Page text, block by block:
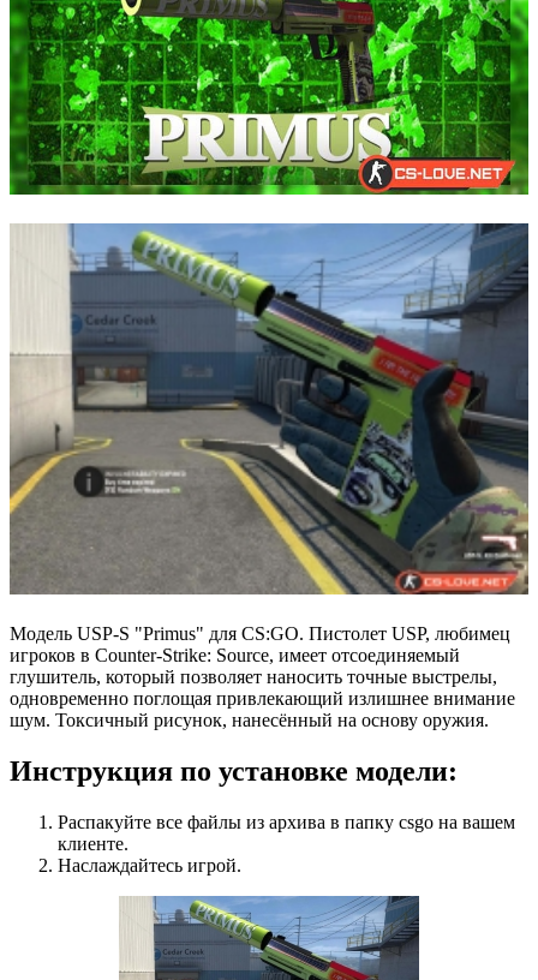
Модель USP-S "Primus" для CS:GO. Пистолет USP, любимец
игроков в Counter-Strike: Source, имеет отсоединяемый
глушитель, который позволяет наносить точные выстрелы,
одновременно поглощая привлекающий излишнее внимание
шум. Токсичный рисунок, нанесённый на основу оружия.
Инструкция по установке модели:
Распакуйте все файлы из архива в папку csgo на вашем
клиенте.
Наслаждайтесь игрой.